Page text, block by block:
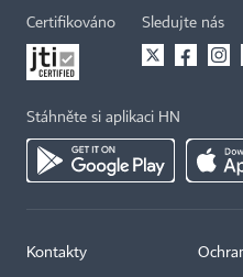
Certifikováno Sledujte nás
Stáhněte si aplikaci HN
Kontakty